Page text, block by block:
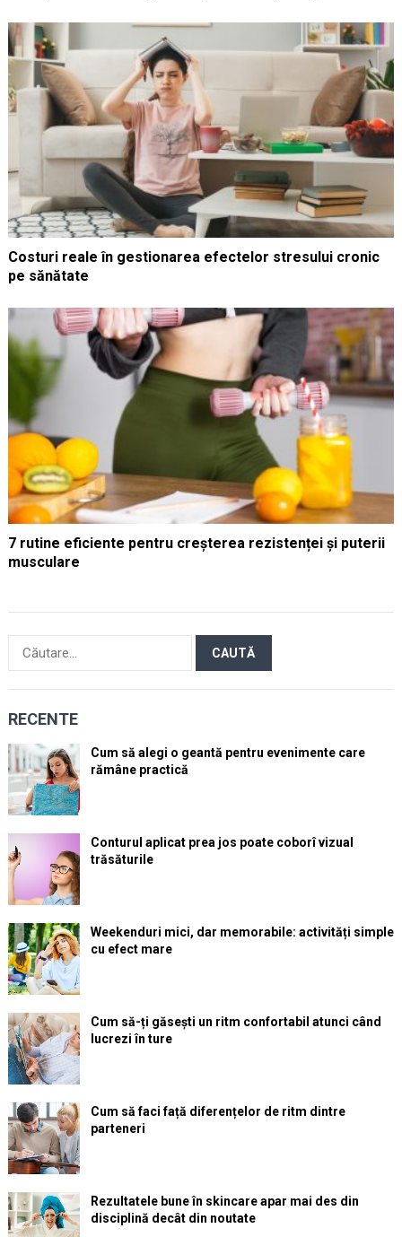
Costuri reale în gestionarea efectelor stresului cronic
pe sănătate
7 rutine eficiente pentru creșterea rezistenței și puterii
musculare
Caută
RECENTE
Cum să alegi o geantă pentru evenimente care
rămâne practică
Conturul aplicat prea jos poate coborî vizual
trăsăturile
Weekenduri mici, dar memorabile: activități simple
cu efect mare
Cum să-ți găsești un ritm confortabil atunci când
lucrezi în ture
Cum să faci față diferențelor de ritm dintre
parteneri
Rezultatele bune în skincare apar mai des din
disciplină decât din noutate